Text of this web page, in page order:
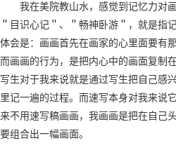
我在美院教山水，感觉到记忆力对
＂目识心记＂、＂畅神卧游＂，就是指
体会是：画画首先在画家的心里面要有
而画画的行为，是把内心中的画面复制
写生对于我来说就是通过写生把自己感
里记一遍的过程。而速写本身对我来说
来不用速写稿画画，我画画是把在自己
要组合出一幅画面。